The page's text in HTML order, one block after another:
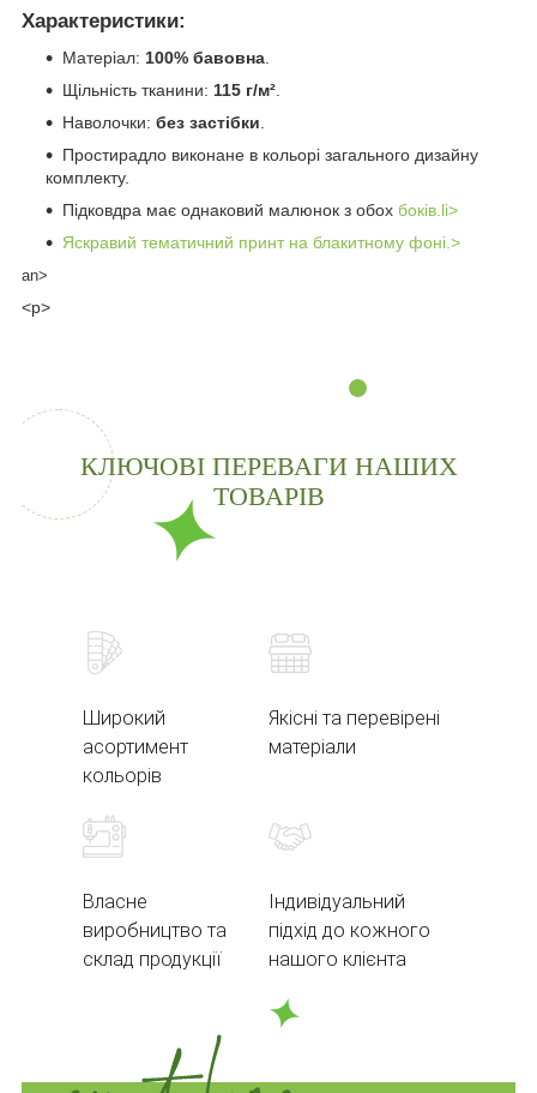
Характеристики:
Матеріал: 100% бавовна
Щільність тканини: 115 г/м²
Наволочки: без застібки
Простирадло виконане в кольорі загального дизайну
комплекту.
Підковдра має однаковий малюнок з обох боків.li>
Яскравий тематичний принт на блакитному фоні.>
an>
<p>
КЛЮЧОВІ ПЕРЕВАГИ НАШИХ
ТОВАРІВ
Широкий
асортимент
кольорів
Якісні та перевірені
матеріали
Власне
виробництво та
склад продукції
Індивідуальний
підхід до кожного
нашого клієнта